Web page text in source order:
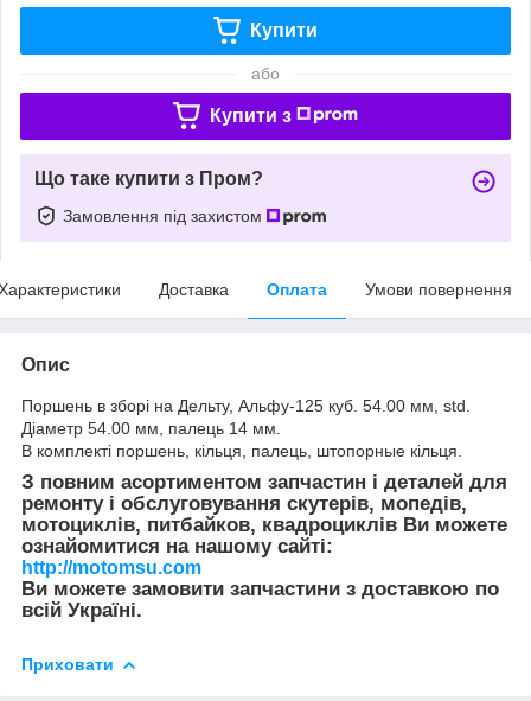
Купити
або
Купити з
Що таке купити з Пром?
Замовлення під захистом
Доставка Оплата Умови повернення
Опис
Поршень в зборі на Дельту, Альфу-125 куб. 54.00 мм, std.
Діаметр 54.00 мм, палець 14 мм.
В комплекті поршень, кільця, палець, штопорные кільця.
З повним асортиментом запчастин і деталей для
ремонту і обслуговування скутерів, мопедів,
мотоциклів, питбайков, квадроциклів Ви можете
ознайомитися на нашому сайті:
http://motomsu.com
Ви можете замовити запчастини з доставкою по
всій Україні.
Приховати